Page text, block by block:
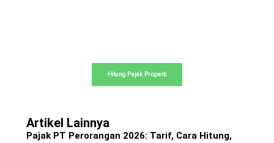
Hitung Pajak Properti
Artikel Lainnya
Pajak PT Perorangan 2026: Tarif, Cara Hitung,